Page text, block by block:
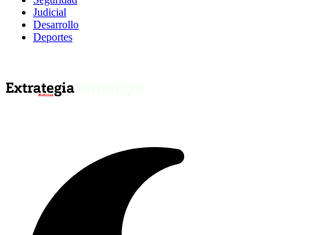
Judicial
Desarrollo
Deportes